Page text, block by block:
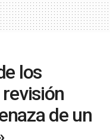
los
de un